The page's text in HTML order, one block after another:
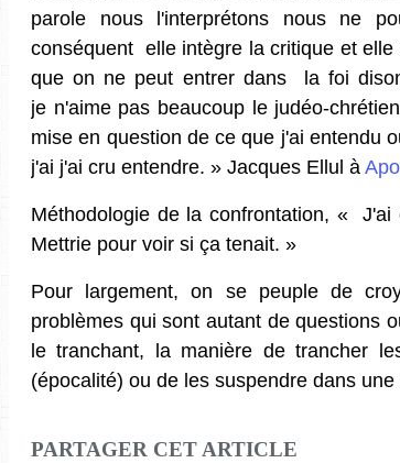
parole nous l'interprétons nous ne
conséquent elle intègre la critique et
que on ne peut entrer dans la foi
je n'aime pas beaucoup le judéo-
mise en question de ce que j'ai entendu
j'ai j'ai cru entendre. » Jacques Ellul à
Méthodologie de la confrontation, «
Mettrie pour voir si ça tenait. »
Pour largement, on se peuple de
problèmes qui sont autant de questions
le tranchant, la manière de trancher
(épocalité) ou de les suspendre dans
PARTAGER CET ARTICLE